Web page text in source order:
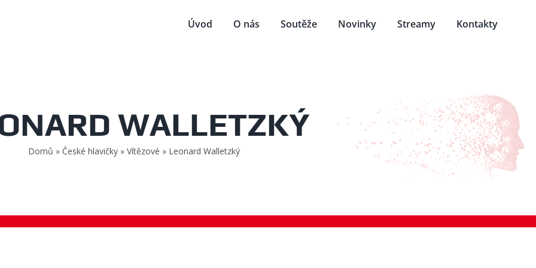
Úvod O nás Soutěže Novinky Streamy Kontakty
WALLETZKÝ
Domů » České hlavičky » Vítězové » Leonard Walletzký